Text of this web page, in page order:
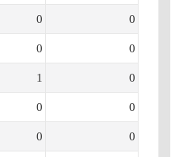
0 0
0 0
1 0
0 0
0 0